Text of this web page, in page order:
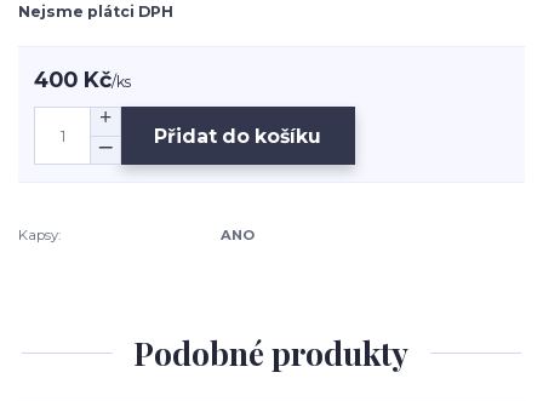
Nejsme plátci DPH
400 Kč/ks
Přidat do košíku
Kapsy: ANO
Podobné produkty